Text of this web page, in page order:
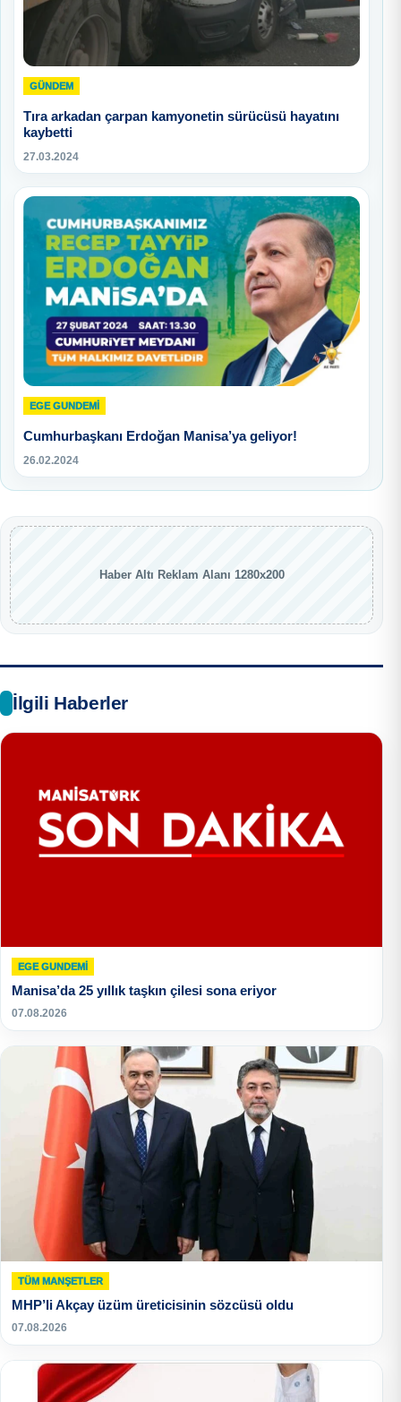
GÜNDEM
Tıra arkadan çarpan kamyonetin sürücüsü hayatını
kaybetti
27.03.2024
EGE GUNDEMİ
Cumhurbaşkanı Erdoğan Manisa’ya geliyor!
26.02.2024
Haber Altı Reklam Alanı 1280x200
İlgili Haberler
EGE GUNDEMİ
Manisa’da 25 yıllık taşkın çilesi sona eriyor
07.08.2026
TÜM MANŞETLER
MHP’li Akçay üzüm üreticisinin sözcüsü oldu
07.08.2026